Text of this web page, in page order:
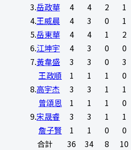
3.岳政華 4 4 2 1
4.王威晨 4 3 0 1
5.岳東華 4 4 1 2
6.江坤宇 4 3 0 0
7.黃韋盛 3 3 0 3
王政順
1 1 1 0
8.高宇杰 3 3 1 1
曾頌恩
1 1 1 0
9.宋晟睿 3 3 1 1
詹子賢
1 1 0 0
合計
36 34 8 10